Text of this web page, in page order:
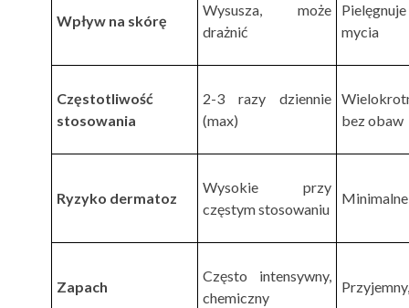
Wpływ na skórę
Wysusza, może
drażnić
mycia
Częstotliwość
stosowania
2-3 razy dziennie
(max)
bez obaw
Ryzyko dermatoz
Wysokie przy
częstym stosowaniu
Minimalne
Zapach
Często intensywny,
chemiczny